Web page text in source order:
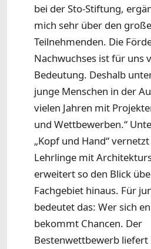
bei der Sto-Stiftung,
mich sehr über den
Teilnehmenden. Die
Nachwuchses ist für uns
Bedeutung. Deshalb
junge Menschen in der
vielen Jahren mit
und Wettbewerben.“
„Kopf und Hand“
Lehrlinge mit
erweitert so den Blick
Fachgebiet hinaus. Für
bedeutet das: Wer sich
bekommt Chancen. Der
Bestenwettbewerb